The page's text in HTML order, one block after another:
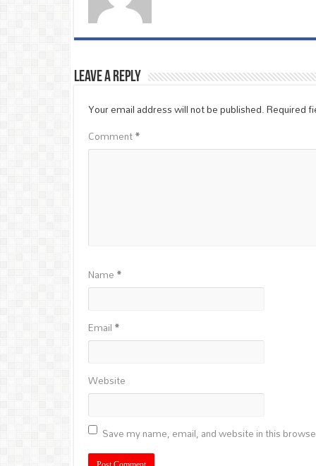
Leave a Reply
Your email address will not be published.Required
Comment*
Name*
Email*
Website
Save my name, email, and website in this